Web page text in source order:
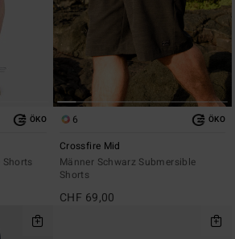
ÖKO
Shorts
6 ÖKO
Crossfire Mid
Männer Schwarz Submersible
Shorts
CHF 69,00